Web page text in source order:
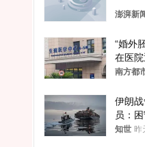
澎湃新
“婚外
在医院
胎？
南方都
伊朗
员：
知世 昨